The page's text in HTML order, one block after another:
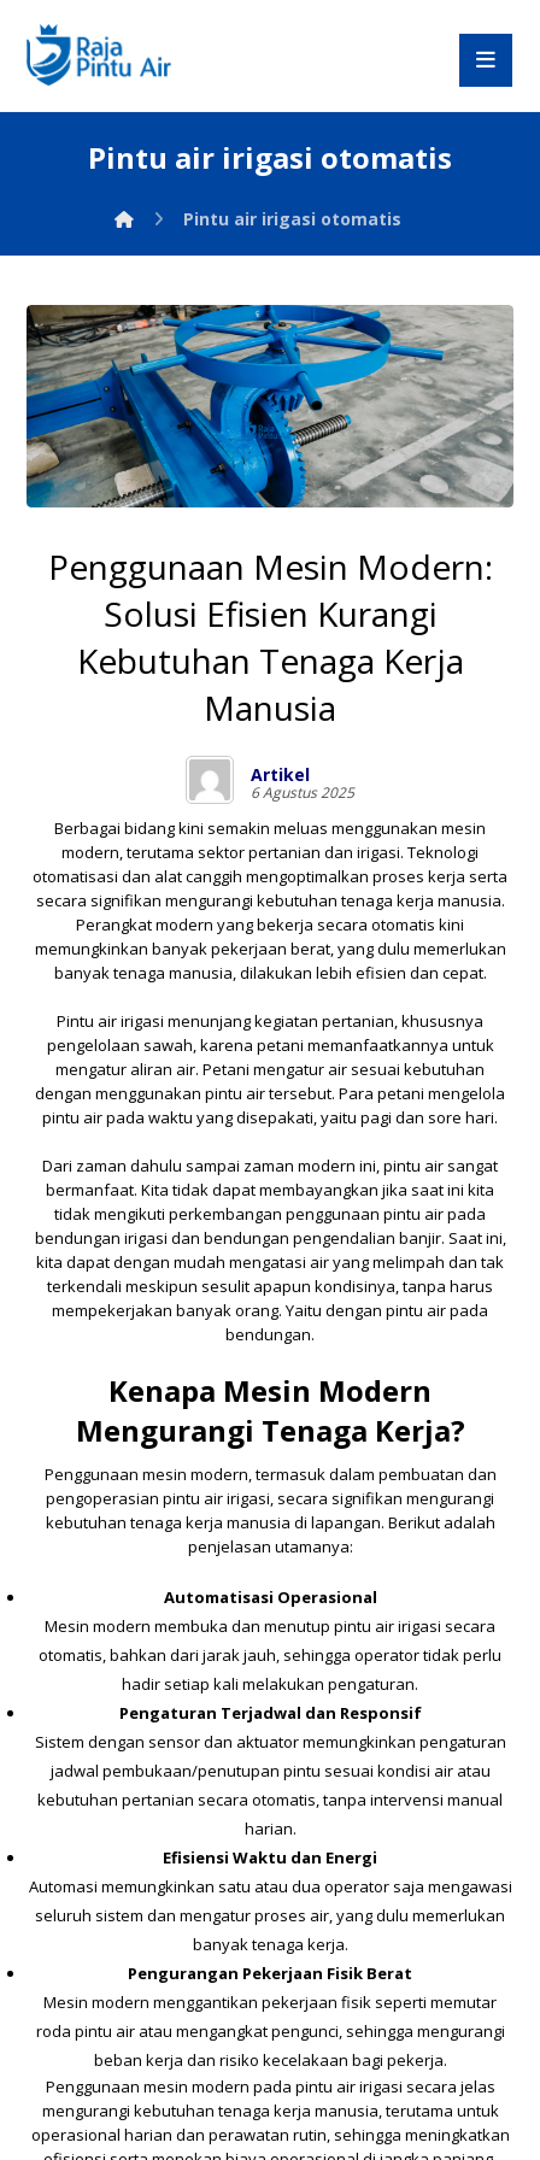
Pintu air irigasi otomatis
Pintu air irigasi otomatis
Penggunaan Mesin Modern:
Solusi Efisien Kurangi
Kebutuhan Tenaga Kerja
Manusia
Artikel
6 Agustus 2025
Berbagai bidang kini semakin meluas menggunakan mesin
modern, terutama sektor pertanian dan irigasi. Teknologi
otomatisasi dan alat canggih mengoptimalkan proses kerja serta
secara signifikan mengurangi kebutuhan tenaga kerja manusia.
Perangkat modern yang bekerja secara otomatis kini
memungkinkan banyak pekerjaan berat, yang dulu memerlukan
banyak tenaga manusia, dilakukan lebih efisien dan cepat.
Pintu air irigasi menunjang kegiatan pertanian, khususnya
pengelolaan sawah, karena petani memanfaatkannya untuk
mengatur aliran air. Petani mengatur air sesuai kebutuhan
dengan menggunakan pintu air tersebut. Para petani mengelola
pintu air pada waktu yang disepakati, yaitu pagi dan sore hari.
Dari zaman dahulu sampai zaman modern ini, pintu air sangat
bermanfaat. Kita tidak dapat membayangkan jika saat ini kita
tidak mengikuti perkembangan penggunaan pintu air pada
bendungan irigasi dan bendungan pengendalian banjir. Saat ini,
kita dapat dengan mudah mengatasi air yang melimpah dan tak
terkendali meskipun sesulit apapun kondisinya, tanpa harus
mempekerjakan banyak orang. Yaitu dengan pintu air pada
bendungan.
Kenapa Mesin Modern
Mengurangi Tenaga Kerja?
Penggunaan mesin modern, termasuk dalam pembuatan dan
pengoperasian pintu air irigasi, secara signifikan mengurangi
kebutuhan tenaga kerja manusia di lapangan. Berikut adalah
penjelasan utamanya:
Automatisasi Operasional
Mesin modern membuka dan menutup pintu air irigasi secara
otomatis, bahkan dari jarak jauh, sehingga operator tidak perlu
hadir setiap kali melakukan pengaturan.
Pengaturan Terjadwal dan Responsif
Sistem dengan sensor dan aktuator memungkinkan pengaturan
jadwal pembukaan/penutupan pintu sesuai kondisi air atau
kebutuhan pertanian secara otomatis, tanpa intervensi manual
harian.
Efisiensi Waktu dan Energi
Automasi memungkinkan satu atau dua operator saja mengawasi
seluruh sistem dan mengatur proses air, yang dulu memerlukan
banyak tenaga kerja.
Pengurangan Pekerjaan Fisik Berat
Mesin modern menggantikan pekerjaan fisik seperti memutar
roda pintu air atau mengangkat pengunci, sehingga mengurangi
beban kerja dan risiko kecelakaan bagi pekerja.
Penggunaan mesin modern pada pintu air irigasi secara jelas
mengurangi kebutuhan tenaga kerja manusia, terutama untuk
operasional harian dan perawatan rutin, sehingga meningkatkan